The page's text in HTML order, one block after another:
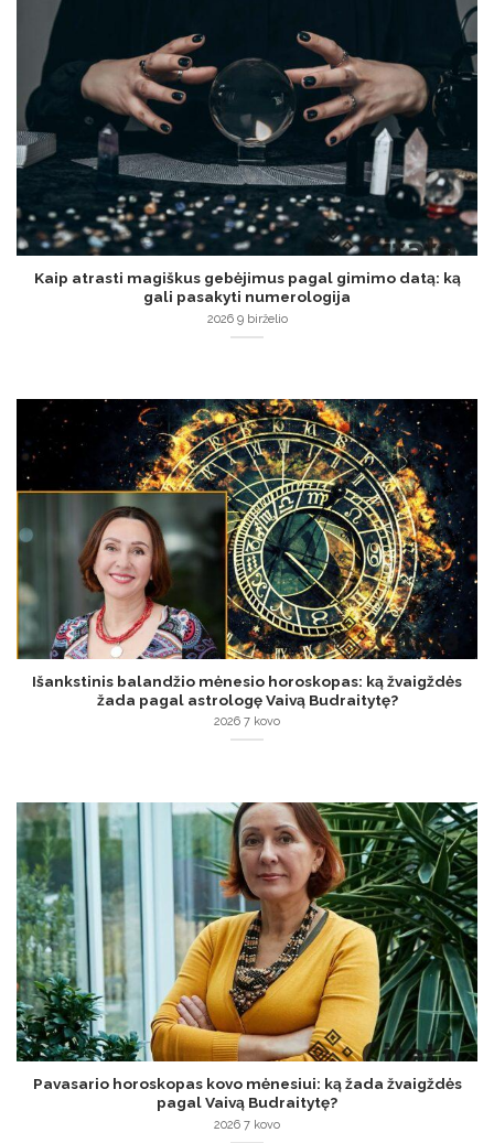
Kaip atrasti magiškus gebėjimus pagal gimimo datą: ką
gali pasakyti numerologija
2026 9 birželio
Išankstinis balandžio mėnesio horoskopas: ką žvaigždės
žada pagal astrologę Vaivą Budraitytę?
2026 7 kovo
Pavasario horoskopas kovo mėnesiui: ką žada žvaigždės
pagal Vaivą Budraitytę?
2026 7 kovo